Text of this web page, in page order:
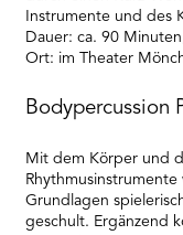
Instrumente und des
Dauer: ca. 90
Ort: im Theater
Bodypercussion
Mit dem Körper und
Grundlagen
geschult. Ergänzend